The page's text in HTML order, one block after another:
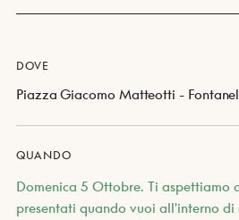
DOVE
Piazza Giacomo Matteotti -
QUANDO
Domenica 5 Ottobre. Ti aspettiamo
presentati quando vuoi all'interno di